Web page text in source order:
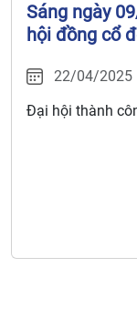
Sáng ngày
hội đồng cổ
22/04/2025
Đại hội thành